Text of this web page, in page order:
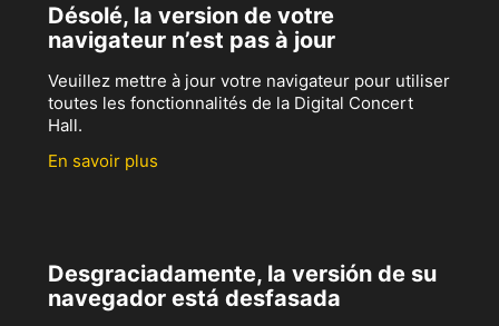
Désolé, la version de votre
navigateur n’est pas à jour
Veuillez mettre à jour votre navigateur pour utiliser
toutes les fonctionnalités de la Digital Concert
Hall.
En savoir plus
Desgraciadamente, la versión de su
navegador está desfasada